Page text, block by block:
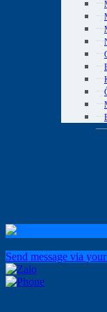
Send message via